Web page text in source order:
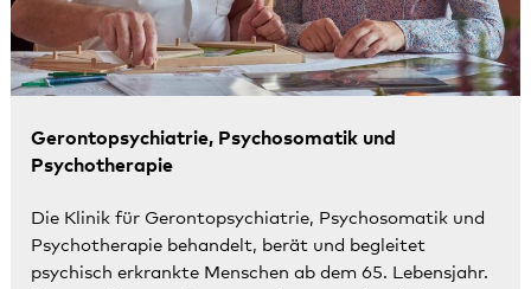
Gerontopsychiatrie, Psychosomatik und
Psychotherapie
Die Klinik für Gerontopsychiatrie, Psychosomatik und
Psychotherapie behandelt, berät und begleitet
psychisch erkrankte Menschen ab dem 65. Lebensjahr.